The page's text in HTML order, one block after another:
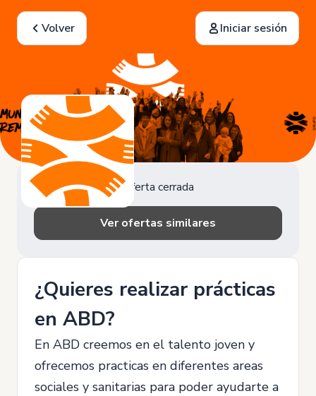
Volver Iniciar sesión
Oferta cerrada
Ver ofertas similares
¿Quieres realizar prácticas
en ABD?
En ABD creemos en el talento joven y
ofrecemos practicas en diferentes areas
sociales y sanitarias para poder ayudarte a